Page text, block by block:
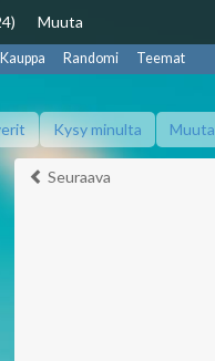
Muuta
Kauppa Randomi Teemat
Kysy minulta Muuta
Seuraava